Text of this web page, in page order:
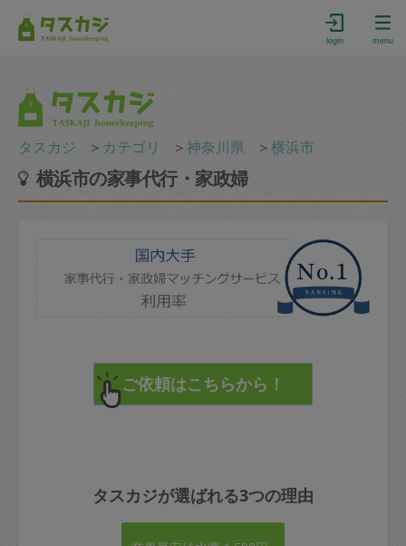
login menu
タスカジ ＞ カテゴリ ＞神奈川県 ＞横浜市
横浜市の家事代行・家政婦
タスカジが選ばれる3つの理由